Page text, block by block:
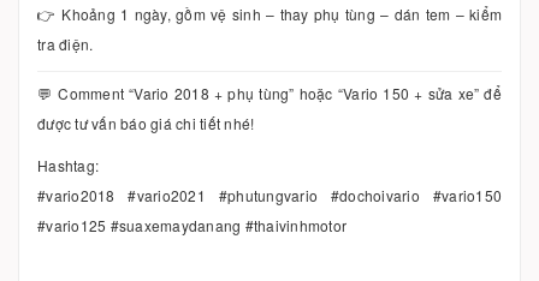
👉 Khoảng 1 ngày, gồm vệ sinh – thay phụ tùng – dán tem – kiểm
tra điện.
💬 Comment “Vario 2018 + phụ tùng” hoặc “Vario 150 + sửa xe” để
được tư vấn báo giá chi tiết nhé!
Hashtag:
#vario2018 #vario2021 #phutungvario #dochoivario #vario150
#vario125 #suaxemaydanang #thaivinhmotor